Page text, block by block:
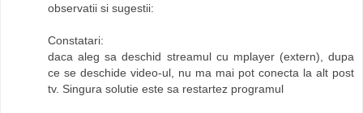
observatii si sugestii:
Constatari:
daca aleg sa deschid streamul cu mplayer (extern), dupa
ce se deschide video-ul, nu ma mai pot conecta la alt post
tv. Singura solutie este sa restartez programul